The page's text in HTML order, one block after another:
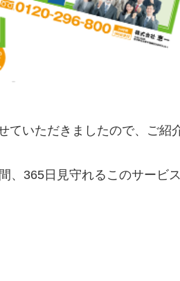
いただきましたので、ご紹
、365日見守れるこのサービ